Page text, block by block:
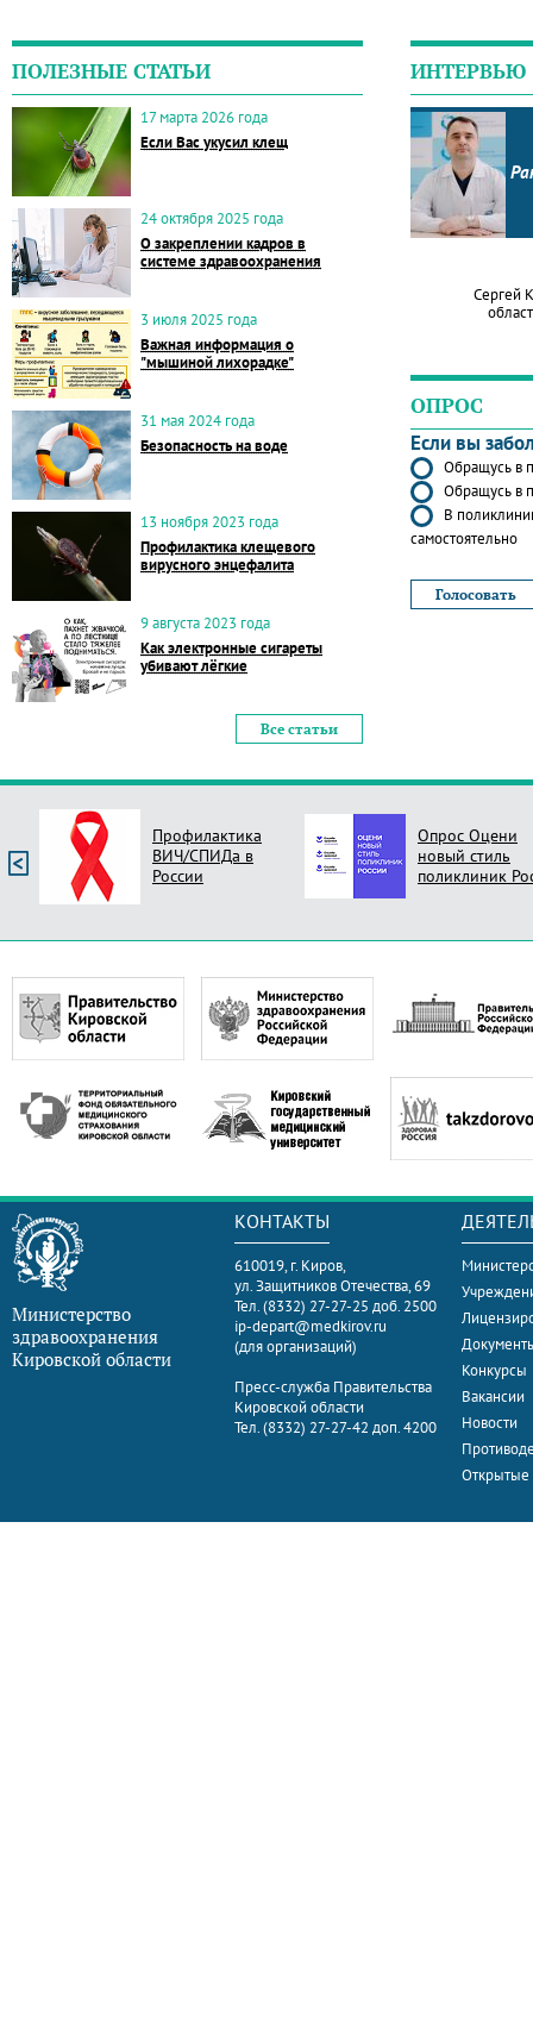
ПОЛЕЗНЫЕ СТАТЬИ
17 марта 2026 года
Если Вас укусил клещ
24 октября 2025 года
О закреплении кадров в
системе здравоохранения
3 июля 2025 года
Важная информация о
"мышиной лихорадке"
31 мая 2024 года
Безопасность на воде
13 ноября 2023 года
Профилактика клещевого
вирусного энцефалита
9 августа 2023 года
Как электронные сигареты
убивают лёгкие
Все статьи
ИНТЕРВЬЮ
Сергей
ОПРОС
Если вы
Обращусь в
Обращусь в
В
самостоятельно
Профилактика
ВИЧ/СПИДа в
России
Опрос Оцени
новый стиль
поликлиник
Министерство
здравоохранения
Кировской области
КОНТАКТЫ
610019, г. Киров,
ул. Защитников Отечества, 69
Тел. (8332) 27-27-25 доб. 2500
ip-depart@medkirov.ru
(для организаций)
Пресс-служба Правительства
Кировской области
Тел. (8332) 27-27-42 доп. 4200
Конкурсы
Вакансии
Новости